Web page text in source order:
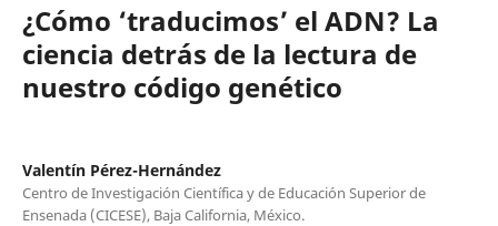
¿Cómo ‘traducimos’ el ADN? La
ciencia detrás de la lectura de
nuestro código genético
Valentín Pérez-Hernández
Centro de Investigación Científica y de Educación Superior de
Ensenada (CICESE), Baja California, México.